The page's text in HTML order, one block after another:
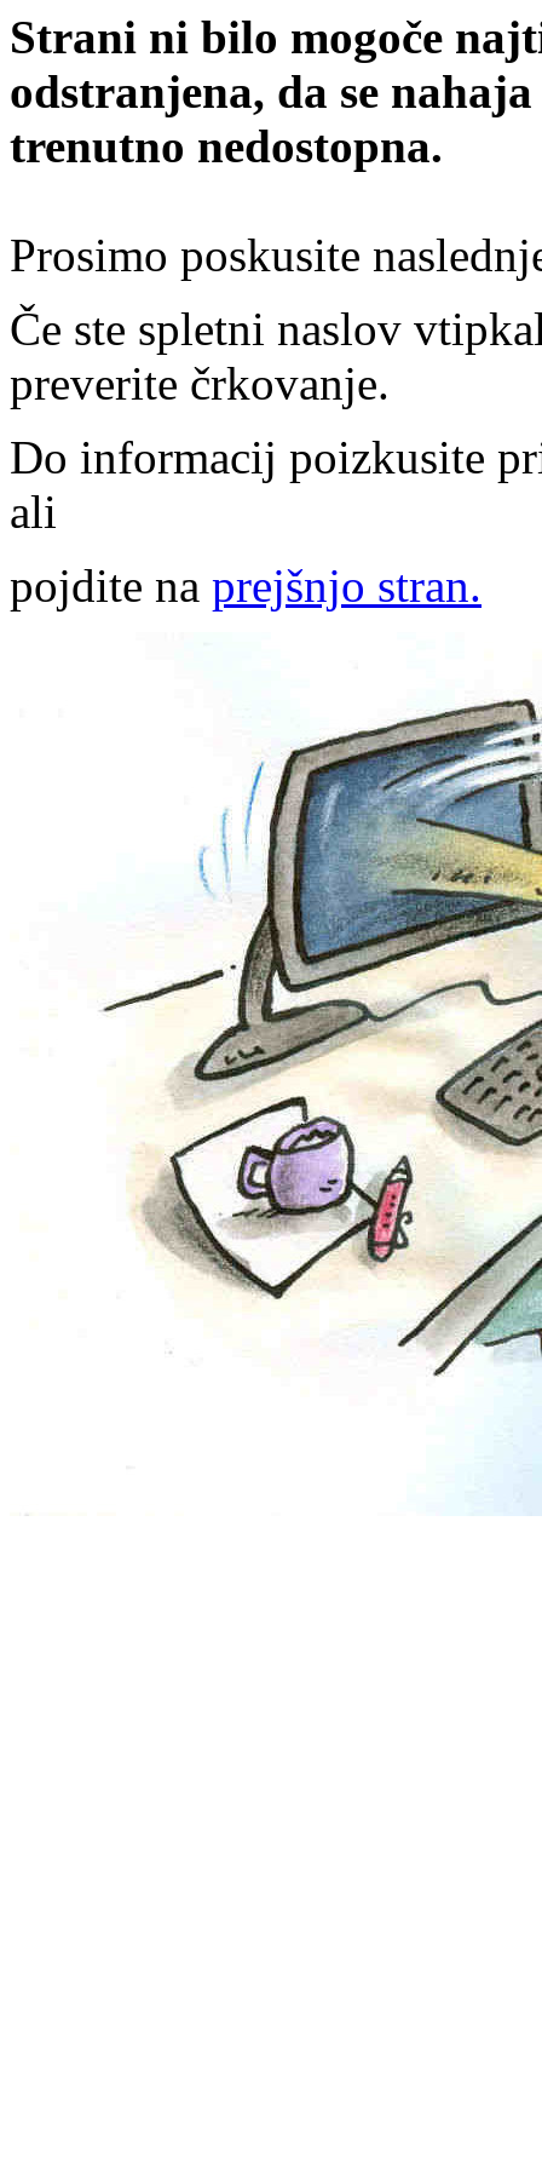
Strani ni bilo mogoče
odstranjena, da se
trenutno nedostopna.
Prosimo poskusite
Če ste spletni naslov
preverite črkovanje.
Do informacij poizkusite
ali
pojdite na prejšnjo stran.